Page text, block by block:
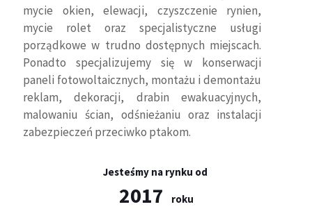
mycie okien, elewacji, czyszczenie rynien,
mycie rolet oraz specjalistyczne usługi
porządkowe w trudno dostępnych miejscach.
Ponadto specjalizujemy się w konserwacji
paneli fotowoltaicznych, montażu i demontażu
reklam, dekoracji, drabin ewakuacyjnych,
malowaniu ścian, odśnieżaniu oraz instalacji
zabezpieczeń przeciwko ptakom.
Jesteśmy na rynku od
2017 roku